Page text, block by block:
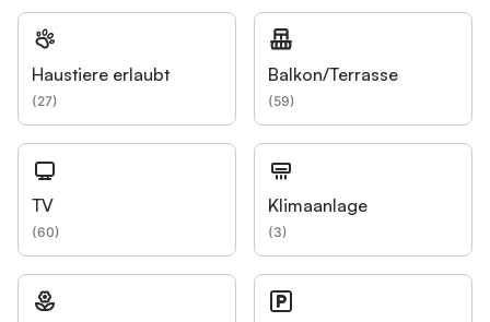
Haustiere erlaubt
(27)
Balkon/Terrasse
(59)
TV
(60)
Klimaanlage
(3)